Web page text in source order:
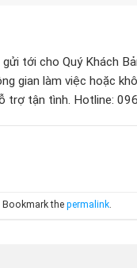
tới cho Quý Khách
gian làm việc hoặc
trợ tận tình. Hotline:
Bookmark the permalink.